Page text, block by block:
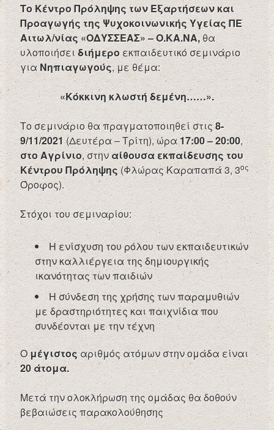
Το Κέντρο Πρόληψης των Εξαρτήσεων και
Προαγωγής της Ψυχοκοινωνικής Υγείας ΠΕ
Αιτωλ/νίας «ΟΔΥΣΣΕΑΣ» – Ο.ΚΑ.ΝΑ,θα
υλοποιήσειδιήμεροεκπαιδευτικό σεμινάριο
γιαΝηπιαγωγούς, με θέμα:
«Κόκκινη κλωστή δεμένη……».
Το σεμινάριο θα πραγματοποιηθεί στις8-
9/11/2021(Δευτέρα – Τρίτη), ώρα17:00 – 20:00,
στο Αγρίνιο, στηναίθουσα εκπαίδευσης του
Κέντρου Πρόληψης(Φλώρας Καραπαπά 3, 3ος
Όροφος).
Στόχοι του σεμιναρίου:
Η ενίσχυση του ρόλου των εκπαιδευτικών
στην καλλιέργεια της δημιουργικής
ικανότητας των παιδιών
Η σύνδεση της χρήσης των παραμυθιών
με δραστηριότητες και παιχνίδια που
συνδέονται με την τέχνη
Ομέγιστοςαριθμός ατόμων στην ομάδα είναι
20 άτομα.
Μετά την ολοκλήρωση της ομάδας θα δοθούν
βεβαιώσεις παρακολούθησης